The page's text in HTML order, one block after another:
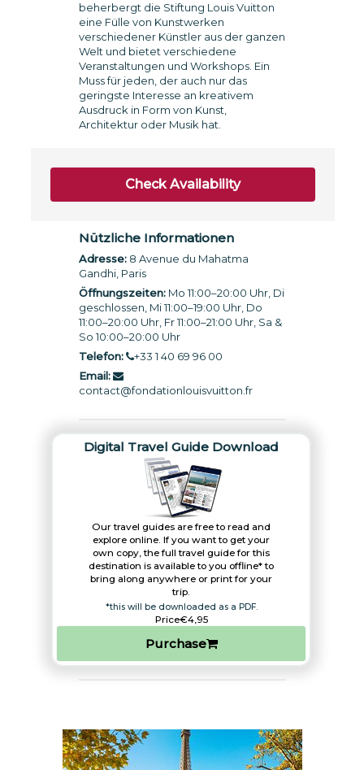
beherbergt die Stiftung Louis Vuitton
eine Fülle von Kunstwerken
verschiedener Künstler aus der ganzen
Welt und bietet verschiedene
Veranstaltungen und Workshops. Ein
Muss für jeden, der auch nur das
geringste Interesse an kreativem
Ausdruck in Form von Kunst,
Architektur oder Musik hat.
Nützliche Informationen
Adresse:8 Avenue du Mahatma
Gandhi, Paris
Öffnungszeiten:Mo 11:00–20:00 Uhr, Di
geschlossen, Mi 11:00–19:00 Uhr, Do
11:00–20:00 Uhr, Fr 11:00–21:00 Uhr, Sa &
So 10:00–20:00 Uhr
Telefon:
+33 1 40 69 96 00
Email:
contact@fondationlouisvuitton.fr
Check Availability
Digital Travel Guide Download
Our travel guides are free to read and
explore online. If you want to get your
own copy, the full travel guide for this
destination is available to you offline* to
bring along anywhere or print for your
trip.​
*this will be downloaded as a PDF.
Price€4,95
Purchase